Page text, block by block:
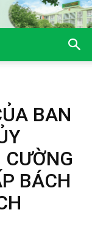
BAN
BÁCH